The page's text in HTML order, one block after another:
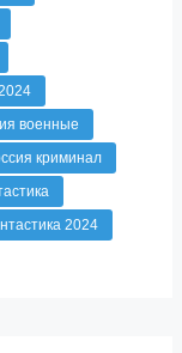
военные
криминал
2024